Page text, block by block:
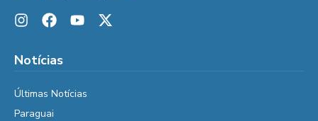
Notícias
Últimas Notícias
Paraguai